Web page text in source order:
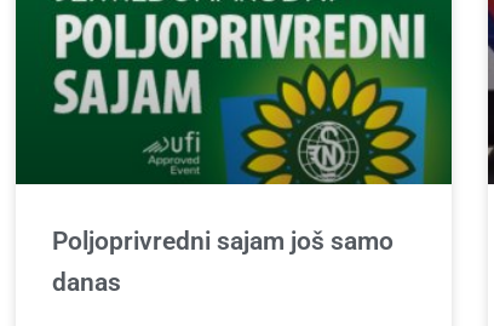
Poljoprivredni sajam još samo
danas